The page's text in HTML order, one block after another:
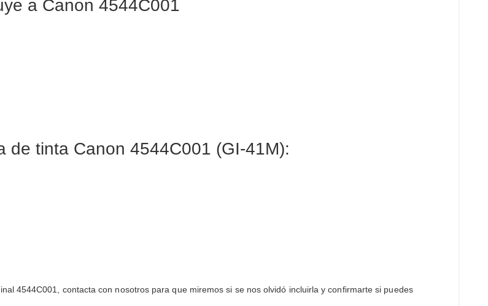
a Canon 4544C001
de tinta Canon 4544C001 (GI-41M):
4544C001, contacta con nosotros para que miremos si se nos olvidó incluirla y confirmarte si puedes